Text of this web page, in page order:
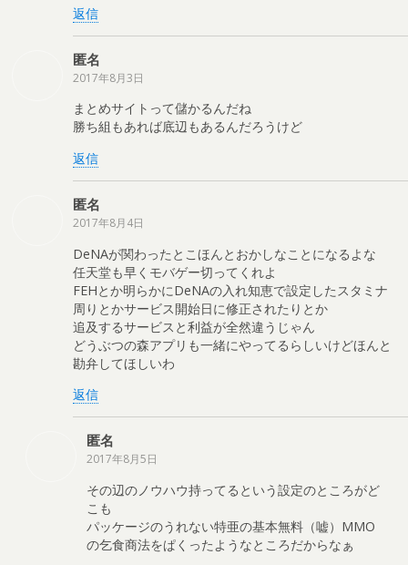
返信
匿名
2017年8月3日
まとめサイトって儲かるんだね
勝ち組もあれば底辺もあるんだろうけど
返信
匿名
2017年8月4日
DeNAが関わったとこほんとおかしなことになるよな
任天堂も早くモバゲー切ってくれよ
FEHとか明らかにDeNAの入れ知恵で設定したスタミナ
周りとかサービス開始日に修正されたりとか
追及するサービスと利益が全然違うじゃん
どうぶつの森アプリも一緒にやってるらしいけどほんと
勘弁してほしいわ
返信
匿名
2017年8月5日
その辺のノウハウ持ってるという設定のところがど
こも
パッケージのうれない特亜の基本無料（嘘）MMO
の乞食商法をぱくったようなところだからなぁ